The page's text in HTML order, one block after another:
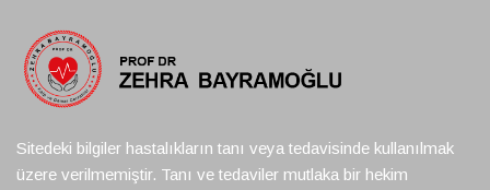
Sitedeki bilgiler hastalıkların tanı veya tedavisinde kullanılmak
üzere verilmemiştir. Tanı ve tedaviler mutlaka bir hekim